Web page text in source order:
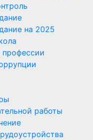
на 2025
работы